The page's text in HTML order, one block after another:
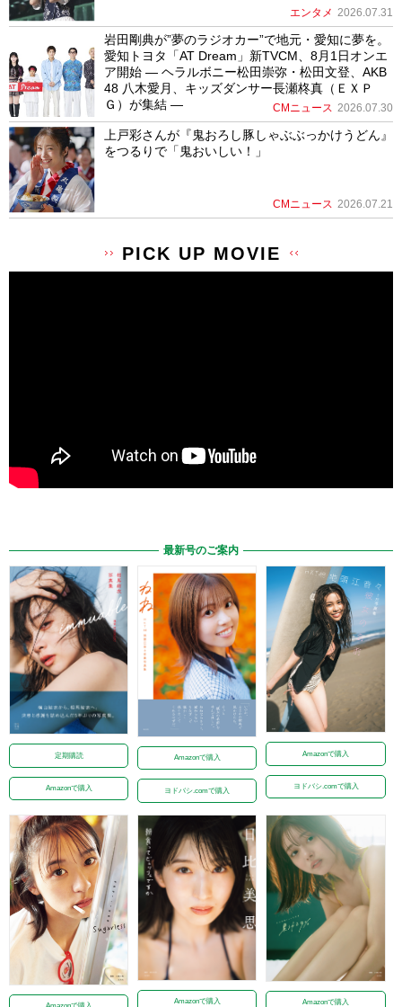
エンタメ 2026.07.31
岩田剛典が”夢のラジオカー”で地元・愛知に夢を。
愛知トヨタ「AT Dream」新TVCM、8月1日オンエ
ア開始 ― ヘラルボニー松田崇弥・松田文登、AKB
48 八木愛月、キッズダンサー長瀬柊真（ＥＸＰ
Ｇ）が集結 ―
CMニュース 2026.07.30
上戸彩さんが『鬼おろし豚しゃぶぶっかけうどん』
をつるりで「鬼おいしい！」
CMニュース 2026.07.21
PICK UP MOVIE
最新号のご案内
定期購読
Amazonで購入
Amazonで購入
ヨドバシ.comで購入
Amazonで購入
ヨドバシ.comで購入
Amazonで購入 Amazonで購入